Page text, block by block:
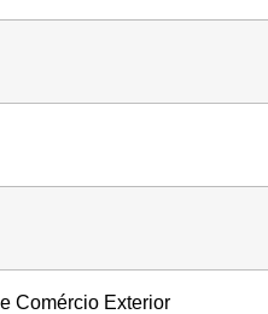
Comércio Exterior